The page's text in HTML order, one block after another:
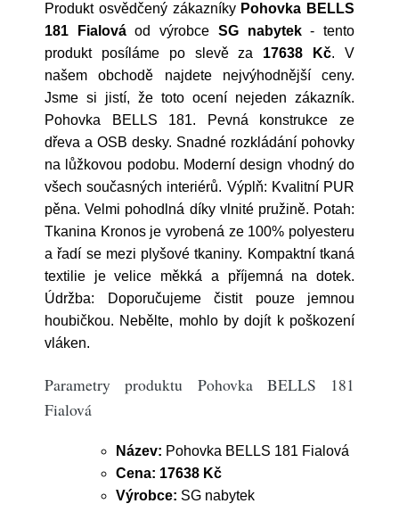
Produkt osvědčený zákazníky Pohovka BELLS
181 Fialováod výrobce SG nabytek- tento
produkt posíláme po slevě za 17638 Kč. V
našem obchodě najdete nejvýhodnější ceny.
Jsme si jistí, že toto ocení nejeden zákazník.
Pohovka BELLS 181. Pevná konstrukce ze
dřeva a OSB desky. Snadné rozkládání pohovky
na lůžkovou podobu. Moderní design vhodný do
všech současných interiérů. Výplň: Kvalitní PUR
pěna. Velmi pohodlná díky vlnité pružině. Potah:
Tkanina Kronos je vyrobená ze 100% polyesteru
a řadí se mezi plyšové tkaniny. Kompaktní tkaná
textilie je velice měkká a příjemná na dotek.
Údržba: Doporučujeme čistit pouze jemnou
houbičkou. Nebělte, mohlo by dojít k poškození
vláken.
Parametry produktu Pohovka BELLS 181
Fialová
Název: Pohovka BELLS 181 Fialová
Cena: 17638 Kč
Výrobce: SG nabytek